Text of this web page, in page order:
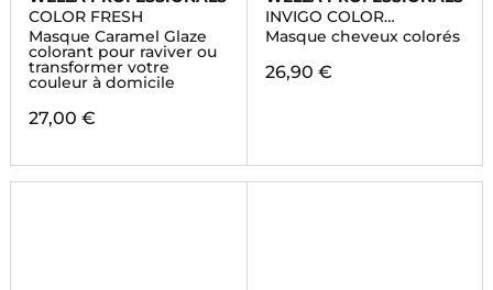
COLOR FRESH
Masque Caramel Glaze
colorant pour raviver ou
transformer votre
couleur à domicile
27,00 €
INVIGO COLOR
BRILLIANCE
Masque cheveux colorés
26,90 €